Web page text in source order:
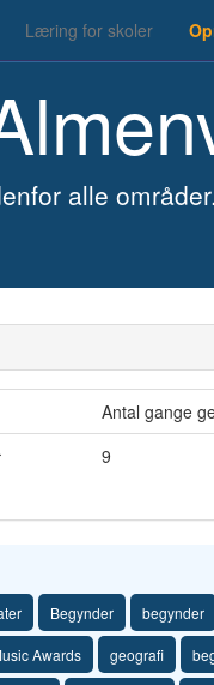
Læring for skoler
alle områder.
Antal gange
9
Begynder begynder
Awards geografi